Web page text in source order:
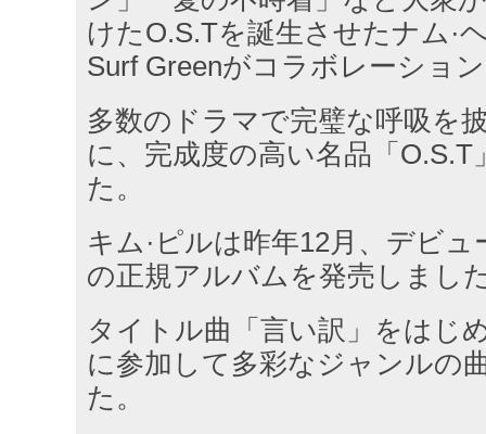
けたO.S.Tを誕生させたナム·
Surf Greenがコラボレーショ
多数のドラマで完璧な呼吸を
に、完成度の高い名品「
た。
キム·ピルは昨年12月、デビ
の正規アルバムを発売しまし
タイトル曲「言い訳」をはじ
に参加して多彩なジャンルの
た。